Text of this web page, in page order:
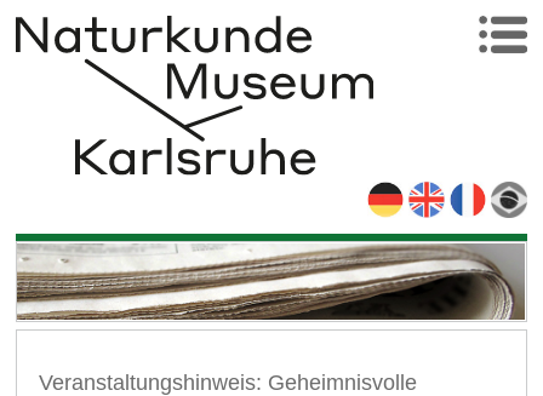
Veranstaltungshinweis: Geheimnisvolle